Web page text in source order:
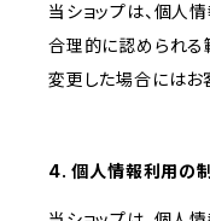
当ショップは、個人
合理的に認められる
変更した場合にはお
4. 個人情報利用の